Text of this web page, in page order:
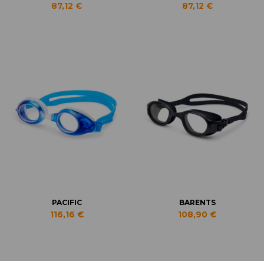
87,12 € 87,12 €
PACIFIC
116,16 €
BARENTS
108,90 €